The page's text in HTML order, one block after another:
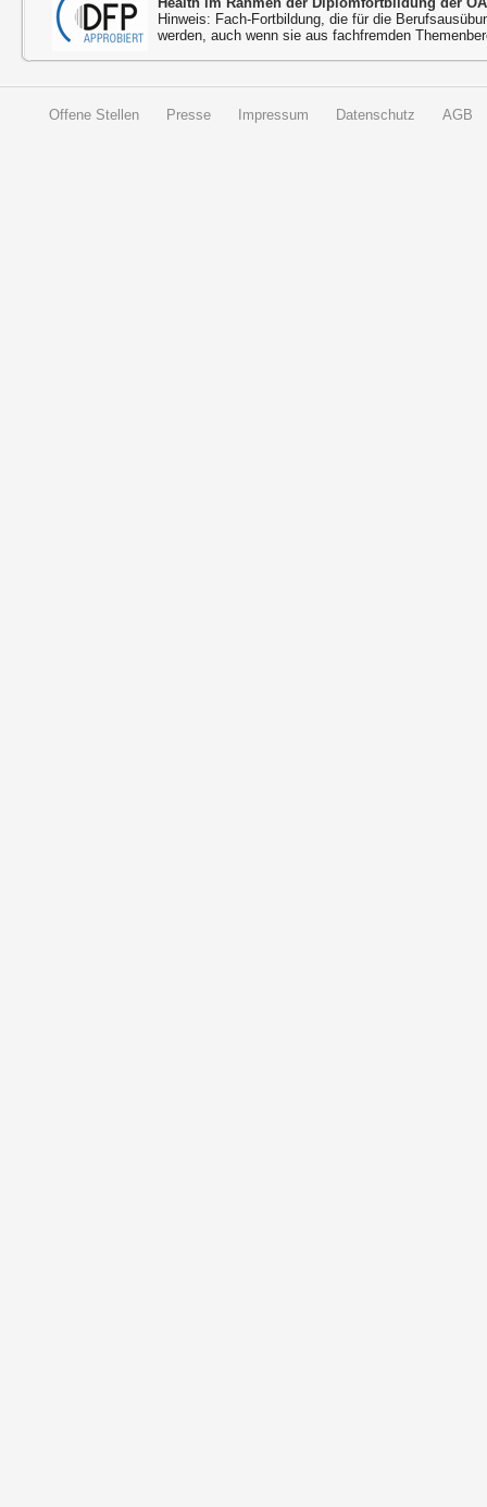
Hinweis: Fach-Fortbildung, die für die
werden, auch wenn sie aus fachfremden
Offene Stellen Presse Impressum Datenschutz AGB